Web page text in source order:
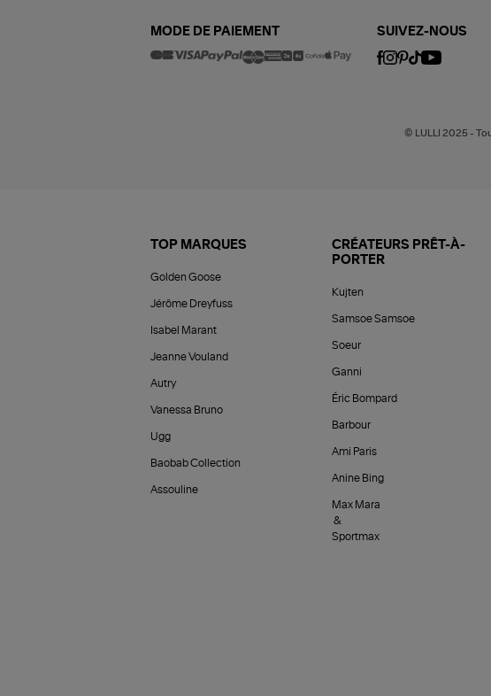
MODE DE PAIEMENT SUIVEZ-NOUS
© LULLI 2025 -
TOP MARQUES
Golden Goose
Jérôme Dreyfuss
Isabel Marant
Jeanne Vouland
Autry
Vanessa Bruno
Ugg
Baobab Collection
Assouline
CRÉATEURS PRÊT-À-
PORTER
Kujten
Samsoe Samsoe
Soeur
Ganni
Éric Bompard
Barbour
Ami Paris
Anine Bing
Max Mara
&
Sportmax